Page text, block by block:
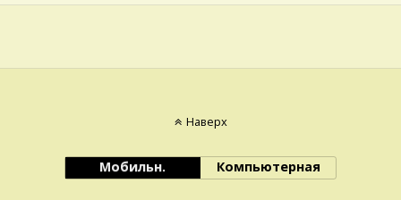
Наверх
Мобильн. Компьютерная